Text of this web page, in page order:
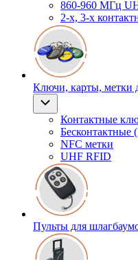
860-960 МГц
2-х, 3-х
Ключи, карты, метки
Контактные
Бесконтактные
NFC метки
UHF RFID
Пульты для